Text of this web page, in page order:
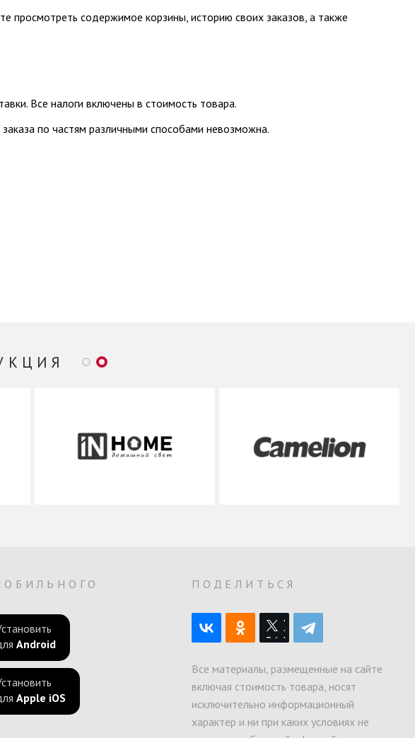
просмотреть содержимое корзины, историю своих заказов, а также
Все налоги включены в стоимость товара.
по частям различными способами невозможна.
Android
Apple iOS
ПОДЕЛИТЬСЯ
Все материалы, размещенные на сайте
включая стоимость товара, носят
исключительно информационный
характер и ни при каких условиях не